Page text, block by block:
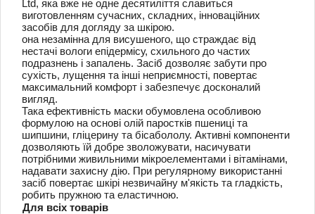
Ltd, яка вже не одне десятиліття славиться
виготовленням сучасних, складних, інноваційних
засобів для догляду за шкірою.
она незамінна для висушеного, що страждає від
нестачі вологи епідермісу, схильного до частих
подразнень і запалень. Засіб дозволяє забути про
сухість, лущення та інші неприємності, повертає
максимальний комфорт і забезпечує досконалий
вигляд.
Така ефективність маски обумовлена ​​особливою
формулою на основі олій паростків пшениці та
шипшини, гліцерину та бісабололу. Активні компоненти
дозволяють їй добре зволожувати, насичувати
потрібними живильними мікроелементами і вітамінами,
надавати захисну дію. При регулярному використанні
засіб повертає шкірі незвичайну м'якість та гладкість,
робить пружною та еластичною.
Для всіх товарів